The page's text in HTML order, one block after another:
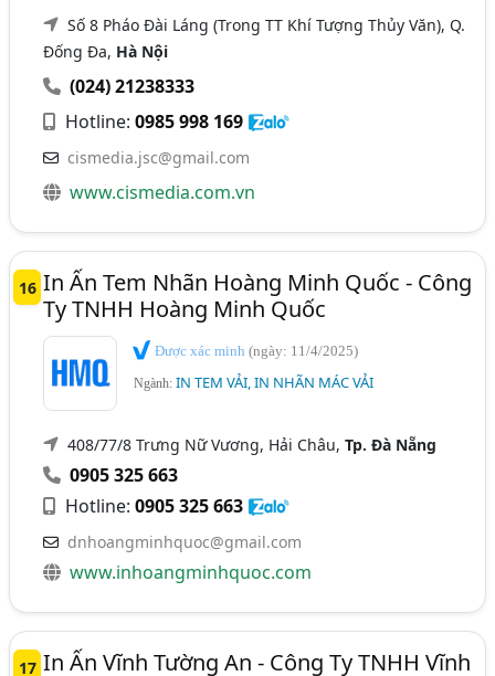
Số 8 Pháo Đài Láng (Trong TT Khí Tượng Thủy Văn), Q.
Đống Đa, Hà Nội
(024) 21238333
Hotline:0985 998 169
cismedia.jsc@gmail.com
www.cismedia.com.vn
16 In Ấn Tem Nhãn Hoàng Minh Quốc - Công
Ty TNHH Hoàng Minh Quốc
Được xác minh(ngày: 11/4/2025)
Ngành:IN TEM VẢI, IN NHÃN MÁC VẢI
408/77/8 Trưng Nữ Vương, Hải Châu,Tp. Đà Nẵng
0905 325 663
Hotline:0905 325 663
dnhoangminhquoc@gmail.com
www.inhoangminhquoc.com
17 In Ấn Vĩnh Tường An - Công Ty TNHH Vĩnh